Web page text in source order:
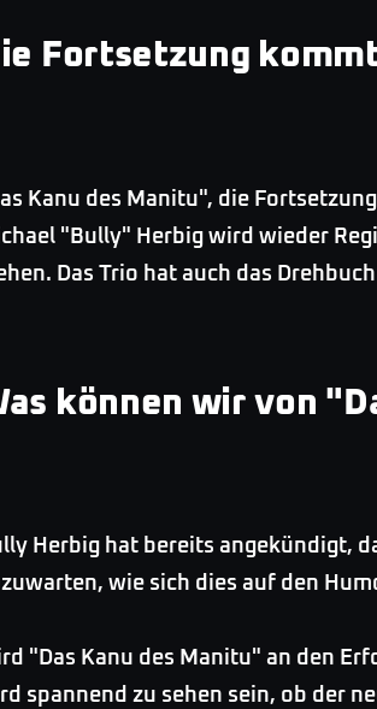
Fortsetzung
Kanu des Manitu", die
"Bully" Herbig wird wieder
Das Trio hat auch das
können wir von
Herbig hat bereits angekündigt,
wie sich dies auf den
"Das Kanu des Manitu" an den
spannend zu sehen sein, ob der